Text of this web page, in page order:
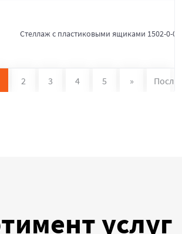
Стеллаж с пластиковыми ящиками 1502-0-0-
2 3 4 5 »
услуг